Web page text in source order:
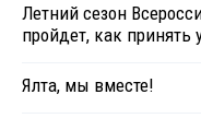
Летний сезон
пройдет, как принять
Ялта, мы вместе!